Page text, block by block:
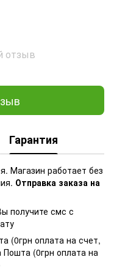
отзыв
Гарантия
Магазин работает без
Отправка заказа на
получите смс с
(0грн оплата на счет,
Пошта (0грн оплата на